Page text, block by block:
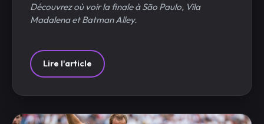
Découvrez où voir la finale à São Paulo, Vila
Madalena et Batman Alley.
Lire l'article